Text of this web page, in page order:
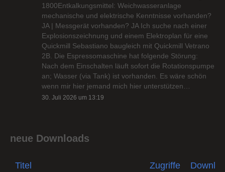
1800Entkalkungsmittel: Weichwasseranlage
mechanische und elektrische Kenntnisse vorhanden?
JA | Messgerät vorhanden? JA Ich suche nach einer
Explosionszeichnung und einem Elektroplan für eine
Quickmill Sebastiano baugleich mit Quickmill Vetrano
2B. Die Espressomaschine hat folgende Störung:
Nach dem Einschalten läuft sofort die Rotationspumpe
an; Wasser (via Tank) ist vorhanden. Es wäre schön
wenn mir hier jemand mich hier unterstützen…
30. Juli 2026 um 13:19
neue Downloads
Titel Zugriffe